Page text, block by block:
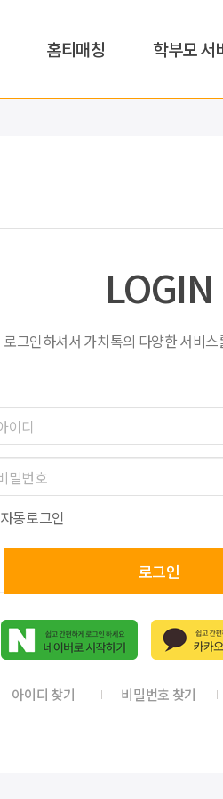
홈티매칭 학부모 서
LOGIN
로그인하셔서 가치톡의 다양한 서비
자동로그인
로그인
아이디 찾기 비밀번호 찾기